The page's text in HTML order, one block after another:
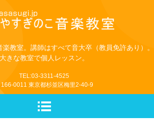
教室。講師はすべて音大卒（教員免許あり）。
大きな教室で個人レッスン。
TEL:03-3311-4525
166-0011 東京都杉並区梅里2-40-9